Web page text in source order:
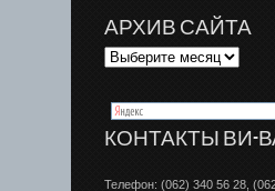
АРХИВ САЙТА
КОНТАКТЫ ВИ-
Телефон: (062) 340 56 28,